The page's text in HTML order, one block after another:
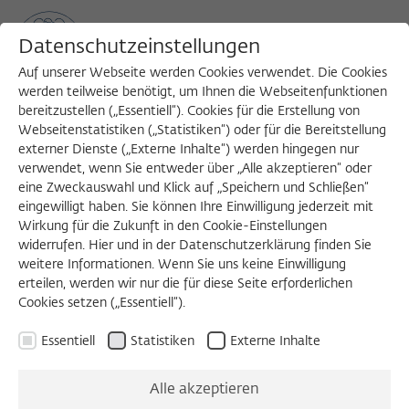
MENU
Search
Datenschutzeinstellungen
Auf unserer Webseite werden Cookies verwendet. Die Cookies
werden teilweise benötigt, um Ihnen die Webseitenfunktionen
bereitzustellen („Essentiell“). Cookies für die Erstellung von
Webseitenstatistiken („Statistiken“) oder für die Bereitstellung
externer Dienste („Externe Inhalte“) werden hingegen nur
verwendet, wenn Sie entweder über „Alle akzeptieren“ oder
eine Zweckauswahl und Klick auf „Speichern und Schließen“
eingewilligt haben. Sie können Ihre Einwilligung jederzeit mit
Wirkung für die Zukunft in den Cookie-Einstellungen
widerrufen. Hier und in der Datenschutzerklärung finden Sie
weitere Informationen. Wenn Sie uns keine Einwilligung
erteilen, werden wir nur die für diese Seite erforderlichen
Cookies setzen („Essentiell“).
Essentiell Statistiken Externe Inhalte
Alle akzeptieren